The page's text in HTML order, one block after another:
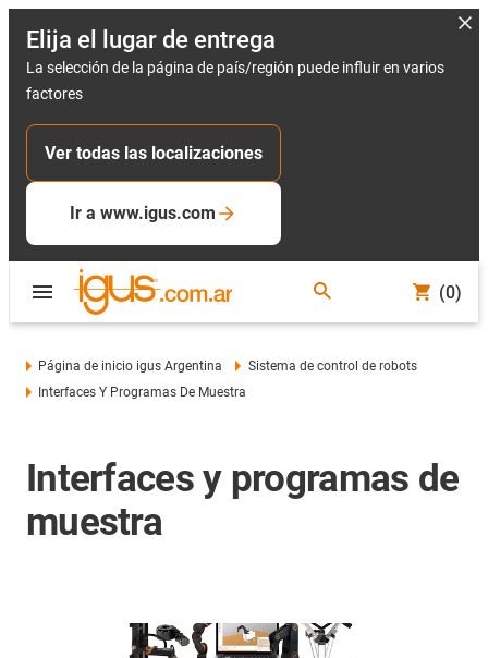
Elija el lugar de entrega
La selección de la página de país/región puede influir en varios
factores
Ver todas las localizaciones
Ir a www.igus.com
(0)
Página de inicio igus Argentina
Sistema de control de robots
Interfaces Y Programas De Muestra
Interfaces y programas de
muestra